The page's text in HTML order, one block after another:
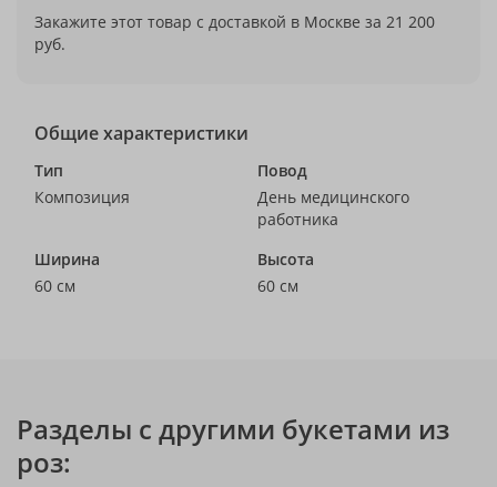
Закажите этот товар с доставкой в Москве за 21 200
руб.
Общие характеристики
Тип
Композиция
Повод
День медицинского
работника
Ширина
60 см
Высота
60 см
Разделы с другими букетами из
роз: